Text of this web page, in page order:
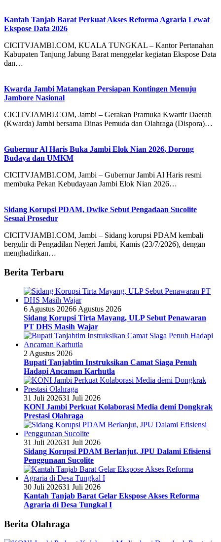
Kantah Tanjab Barat Perkuat Akses Reforma Agraria Lewat
Ekspose Data 2026
CICITVJAMBI.COM, KUALA TUNGKAL – Kantor Pertanahan
Kabupaten Tanjung Jabung Barat menggelar kegiatan Ekspose Data
dan…
Kwarda Jambi Matangkan Persiapan Kontingen Menuju
Jambore Nasional
CICITVJAMBI.COM, Jambi – Gerakan Pramuka Kwartir Daerah
(Kwarda) Jambi bersama Dinas Pemuda dan Olahraga (Dispora)…
Gubernur Al Haris Buka Jambi Elok Nian 2026, Dorong
Budaya dan UMKM
CICITVJAMBI.COM, Jambi – Gubernur Jambi Al Haris resmi
membuka Pekan Kebudayaan Jambi Elok Nian 2026…
Sidang Korupsi PDAM, Dwike Sebut Pengadaan Sucolite
Sesuai Prosedur
CICITVJAMBI.COM, Jambi – Sidang korupsi PDAM kembali
bergulir di Pengadilan Negeri Jambi, Kamis (23/7/2026), dengan
menghadirkan…
Berita Terbaru
6 Agustus 20266 Agustus 2026
Sidang Korupsi Tirta Mayang, ULP Sebut Penawaran
PT DHS Masih Wajar
2 Agustus 2026
Bupati Tanjabtim Instruksikan Camat Siaga Penuh
Hadapi Ancaman Karhutla
31 Juli 202631 Juli 2026
KONI Jambi Perkuat Kolaborasi Media demi Dongkrak
Prestasi Olahraga
31 Juli 202631 Juli 2026
Sidang Korupsi PDAM Berlanjut, JPU Dalami Efisiensi
Penggunaan Sucolite
30 Juli 202631 Juli 2026
Kantah Tanjab Barat Gelar Ekspose Akses Reforma
Agraria di Desa Tungkal I
Berita Olahraga